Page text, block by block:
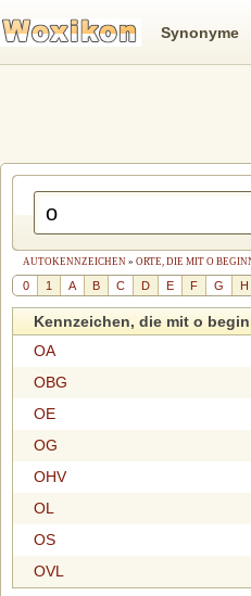
AUTOKENNZEICHEN » ORTE, DIE MIT O
0 1 A B C D E F G H
Kennzeichen, die mit o
OA
OBG
OE
OG
OHV
OL
OS
OVL
Synonyme